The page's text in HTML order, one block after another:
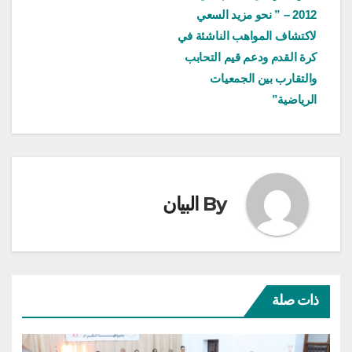
المقالات
2012 – ” نحو مزيد السعي
لاكتشاف المواهب الناشئة في
كرة القدم ودعم قيم التحابب
والتقارب بين الجمعيات
الرياضية”
By البيان
ذات صلة